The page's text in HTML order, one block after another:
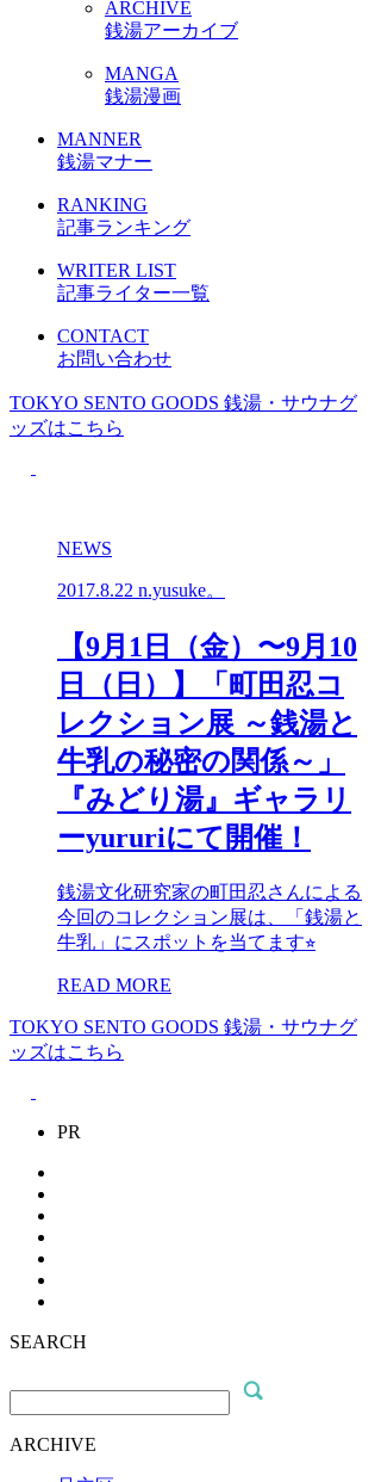
ARCHIVE
銭湯アーカイブ
MANGA
銭湯漫画
MANNER
銭湯マナー
RANKING
記事ランキング
WRITER LIST
記事ライター一覧
CONTACT
お問い合わせ
TOKYO SENTO GOODS 銭湯・サウナグ
ッズはこちら
NEWS
2017.8.22 n.yusuke。
【9月1日（金）〜9月10
日（日）】「町田忍コ
レクション展 ～銭湯と
牛乳の秘密の関係～」
『みどり湯』ギャラリ
ーyururiにて開催！
銭湯文化研究家の町田忍さんによる
今回のコレクション展は、「銭湯と
牛乳」にスポットを当てます⭐︎
READ MORE
TOKYO SENTO GOODS 銭湯・サウナグ
ッズはこちら
PR
SEARCH
ARCHIVE